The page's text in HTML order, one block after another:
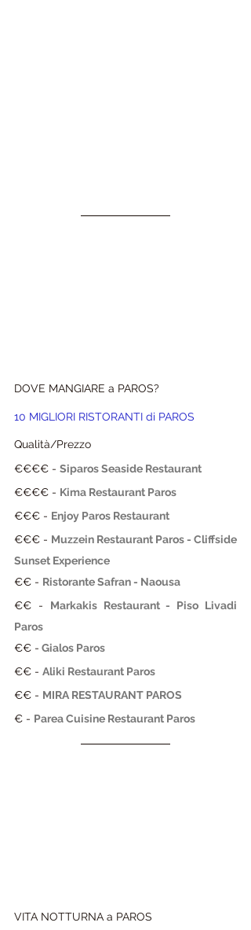
DOVE MANGIARE a PAROS?
10 MIGLIORI RISTORANTI di PAROS
Qualità/Prezzo
€€€€ - Siparos Seaside Restaurant
€€€€ - Kima Restaurant Paros
€€€ - Enjoy Paros Restaurant
€€€ - Muzzein Restaurant Paros - Cliffside
Sunset Experience
€€ - Ristorante Safran - Naousa
€€ - Markakis Restaurant - Piso Livadi
Paros
€€ - Gialos Paros
€€ - Aliki Restaurant Paros
€€ - MIRA RESTAURANT PAROS
€ - Parea Cuisine Restaurant Paros
VITA NOTTURNA a PAROS